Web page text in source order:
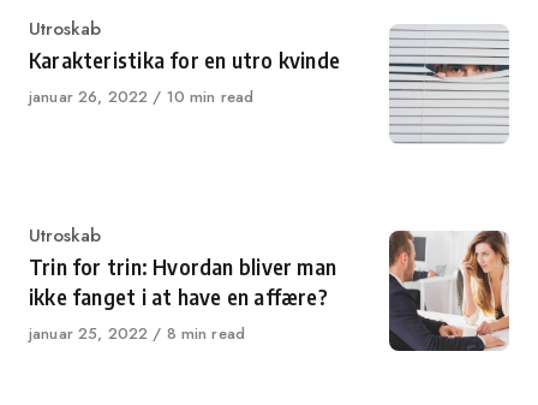
Category
Utroskab
Karakteristika for en utro kvinde
Published
januar 26, 2022 10 min read
Category
Utroskab
Trin for trin: Hvordan bliver man
ikke fanget i at have en affære?
Published
januar 25, 2022 8 min read